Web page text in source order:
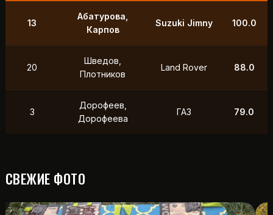
Маслов, Ходько
Петухов
Фердман